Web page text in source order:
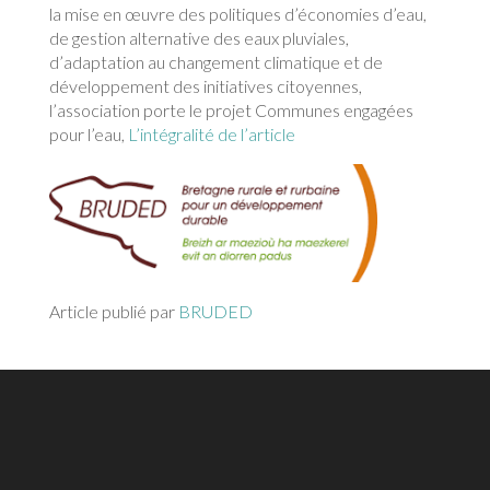
la mise en œuvre des politiques d’économies d’eau,
de gestion alternative des eaux pluviales,
d’adaptation au changement climatique et de
développement des initiatives citoyennes,
l’association porte le projet Communes engagées
pour l’eau, L’intégralité de l’article
Article publié parBRUDED